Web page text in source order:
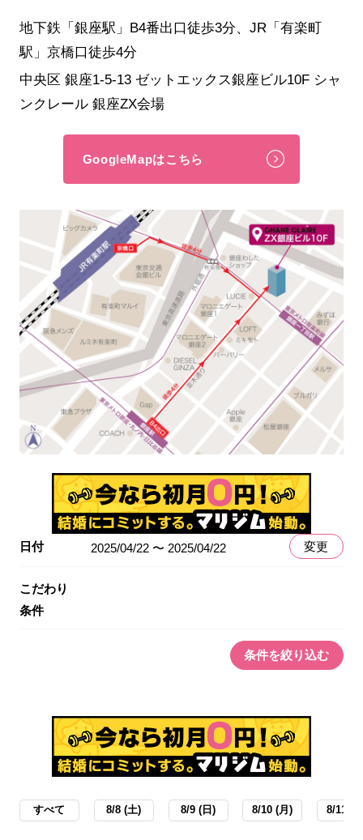
地下鉄「銀座駅」B4番出口徒歩3分、JR「有楽町
駅」京橋口徒歩4分
中央区 銀座1-5-13 ゼットエックス銀座ビル10F シャ
ンクレール 銀座ZX会場
GoogleMapはこちら
日付 2025/04/22 〜 2025/04/22 変更
こだわり
条件
条件を絞り込む
すべて 8/8 (土) 8/9 (日) 8/10 (月) 8/11 (